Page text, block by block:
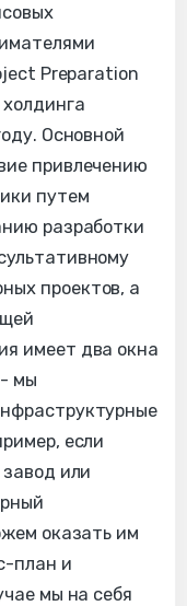
Preparation
Основной
привлечению
путем
разработки
проектов, а
имеет два окна
- мы
если
или
оказать им
план и
мы на себя